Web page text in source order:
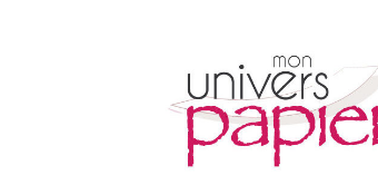
la
navigation
contenu